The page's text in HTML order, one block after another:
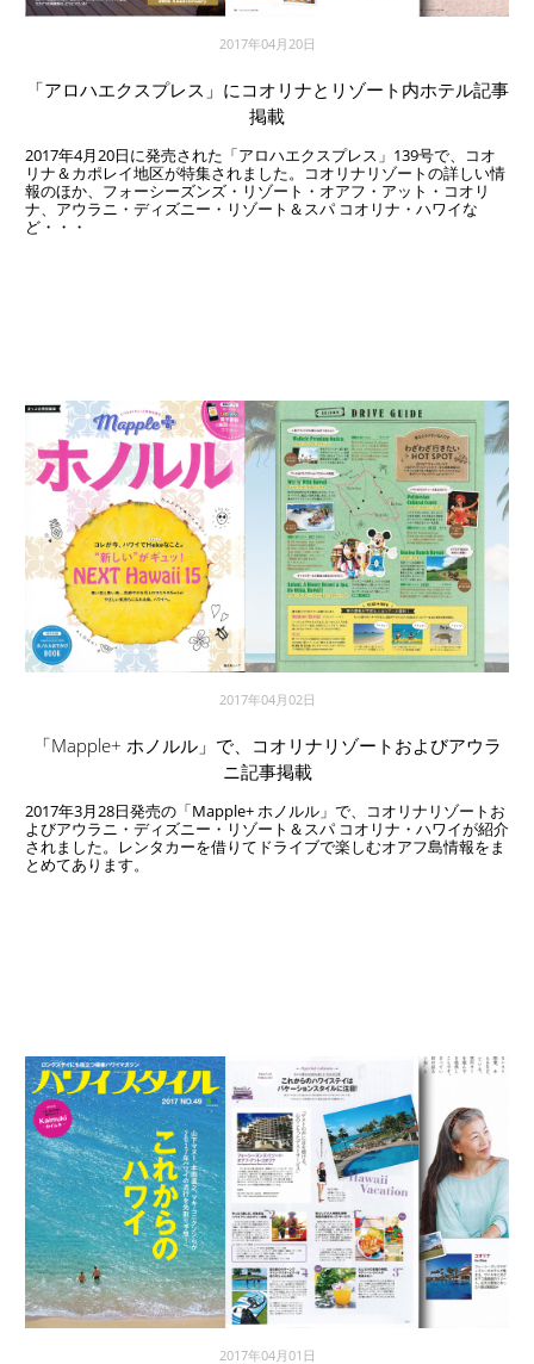
2017年04月20日
「アロハエクスプレス」にコオリナとリゾート内ホテル記事
掲載
2017年4月20日に発売された「アロハエクスプレス」139号で、コオ
リナ＆カポレイ地区が特集されました。コオリナリゾートの詳しい情
報のほか、フォーシーズンズ・リゾート・オアフ・アット・コオリ
ナ、アウラニ・ディズニー・リゾート＆スパ コオリナ・ハワイな
ど・・・
2017年04月02日
「Mapple+ ホノルル」で、コオリナリゾートおよびアウラ
ニ記事掲載
2017年3月28日発売の「Mapple+ ホノルル」で、コオリナリゾートお
よびアウラニ・ディズニー・リゾート＆スパ コオリナ・ハワイが紹介
されました。レンタカーを借りてドライブで楽しむオアフ島情報をま
とめてあります。
2017年04月01日